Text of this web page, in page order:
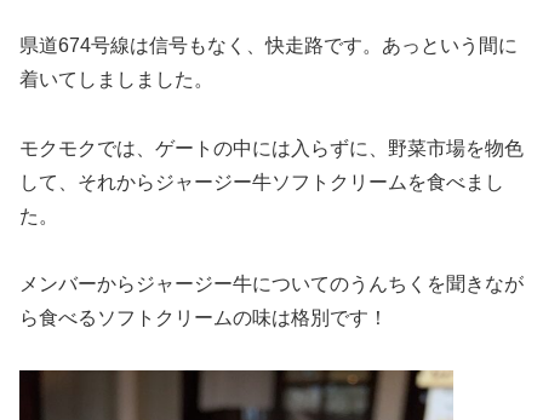
県道674号線は信号もなく、快走路です。あっという間に
着いてしましました。
モクモクでは、ゲートの中には入らずに、野菜市場を物色
して、それからジャージー牛ソフトクリームを食べまし
た。
メンバーからジャージー牛についてのうんちくを聞きなが
ら食べるソフトクリームの味は格別です！